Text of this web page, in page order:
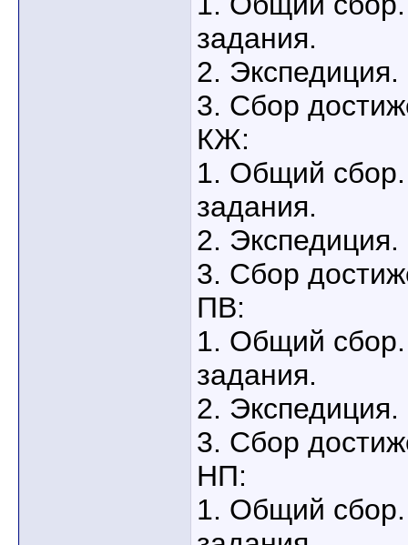
задания.
2. Экспедиция.
3. Сбор
КЖ:
1. Общий
задания.
2. Экспедиция.
3. Сбор
ПВ:
1. Общий
задания.
2. Экспедиция.
3. Сбор
НП:
1. Общий